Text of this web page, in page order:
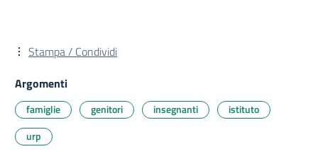
Stampa / Condividi
Argomenti
famiglie genitori insegnanti
istituto
urp